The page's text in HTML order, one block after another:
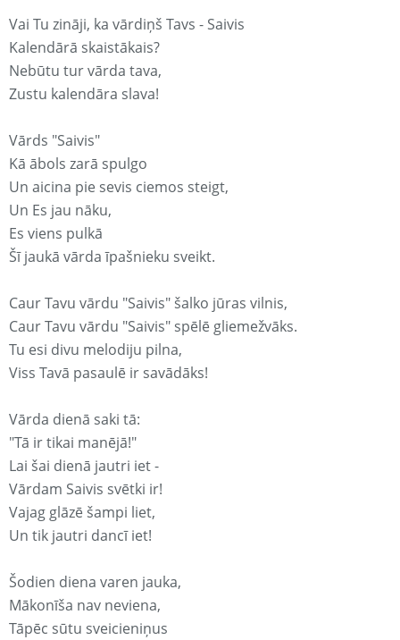
Vai Tu zināji, ka vārdiņš Tavs - Saivis
Kalendārā skaistākais?
Nebūtu tur vārda tava,
Zustu kalendāra slava!
Vārds "Saivis"
Kā ābols zarā spulgo
Un aicina pie sevis ciemos steigt,
Un Es jau nāku,
Es viens pulkā
Šī jaukā vārda īpašnieku sveikt.
Caur Tavu vārdu "Saivis" šalko jūras vilnis,
Caur Tavu vārdu "Saivis" spēlē gliemežvāks.
Tu esi divu melodiju pilna,
Viss Tavā pasaulē ir savādāks!
Vārda dienā saki tā:
"Tā ir tikai manējā!"
Lai šai dienā jautri iet -
Vārdam Saivis svētki ir!
Vajag glāzē šampi liet,
Un tik jautri dancī iet!
Šodien diena varen jauka,
Mākonīša nav neviena,
Tāpēc sūtu sveicieniņus